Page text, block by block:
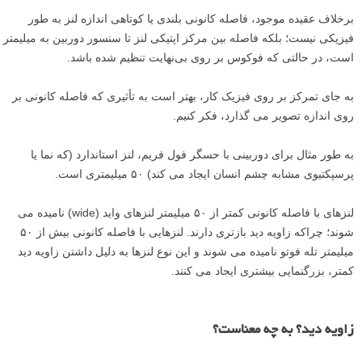
برخلاف عقیده موجود، فاصله کانونی بلندی یا کوتاهی اندازه لنز به طور
فیزیکی نیست؛ بلکه فاصله بین مرکز اپتیکی لنز تا سنسور دوربین به میلیمتر
است، در حالتی که فوکوس بر روی بی‌نهایت تنظیم شده باشد.
به جای تمرکز بر روی فیزیک کار، بهتر است به تأثیری که فاصله کانونی بر
روی اندازه تصویر می گذارد، فکر کنیم.
به طور مثال برای دوربینی با حسگر فول فریم، لنز استاندارد (که نما یا
پرسپکتیوی مشابه چشم انسان ایجاد می کند) ۵۰ میلیمتری است.
لنزهای با فاصله کانونی کمتر از ۵۰ میلیمتر لنزهای واید (wide) نامیده می
شوند؛ چراکه زاویه دید بازتری دارند. لنزهایی با فاصله کانونی بیش از ۵۰
میلیمتر تله فوتو نامیده می شوند و این نوع لنزها به دلیل داشتن زاویه دید
کمتر، بزرگنمایی بیشتری ایجاد می کنند.
زاویه دید؟ به چه معناست؟